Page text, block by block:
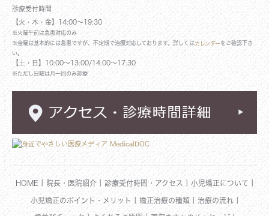
診療受付時間
【火・木・金】14:00～19:30
※火曜午前は急患対応のみ
※金曜は基本的には急患ですが、不定期で治療対応しております。詳しくは カレンダーをご確認下さ
い。
【土・日】10:00～13:00/14:00～17:30
※ただし日曜は月一回のみ診療
HOME 院長・医院紹介| 診療受付時間・アクセス 小児矯正について
小児矯正のポイント・メリット 矯正治療の種類| 治療の流れ